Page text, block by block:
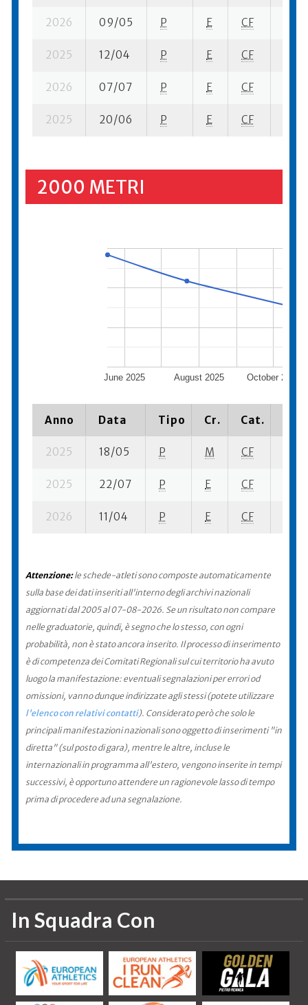
2026 09/05 P E CF
2025 12/04 P E CF
2026 07/07 P E CF
2025 20/06 P E CF
2000 METRI
June 2025 August 2025 October 2025
Anno Data Tipo Cr. Cat.
2025 18/05 P M CF
2025 22/07 P E CF
2026 11/04 P E CF
Attenzione:le schede-atleti sono composte automaticamente
sulla base dei dati inseriti all'interno degli archivi nazionali
aggiornati dal 2005 al 07-08-2026. Se un risultato non compare
nelle graduatorie, quindi, è segno che lo stesso, con ogni
probabilità, non è stato ancora inserito. Il processo di inserimento
è di competenza dei Comitati Regionali sul cui territorio ha avuto
luogo la manifestazione: eventuali segnalazioni per errori od
omissioni, vanno dunque indirizzate agli stessi (potete utilizzare
l'elenco con relativi contatti). Considerato però che solo le
principali manifestazioni nazionali sono oggetto di inserimenti "in
diretta" (sul posto di gara), mentre le altre, incluse le
internazionali in programma all'estero, vengono inserite in tempi
successivi, è opportuno attendere un ragionevole lasso di tempo
prima di procedere ad una segnalazione.
In Squadra Con